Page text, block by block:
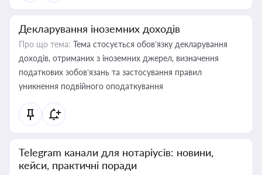
Декларування іноземних доходів
Про що тема: Тема стосується обов’язку декларування
доходів, отриманих з іноземних джерел, визначення
податкових зобов’язань та застосування правил
уникнення подвійного оподаткування
Telegram канали для нотаріусів: новини,
кейси, практичні поради